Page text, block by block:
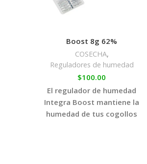
Boost 8g 62%
COSECHA,
Reguladores de humedad
$100.00
El regulador de humedad
Integra Boost mantiene la
humedad de tus cogollos